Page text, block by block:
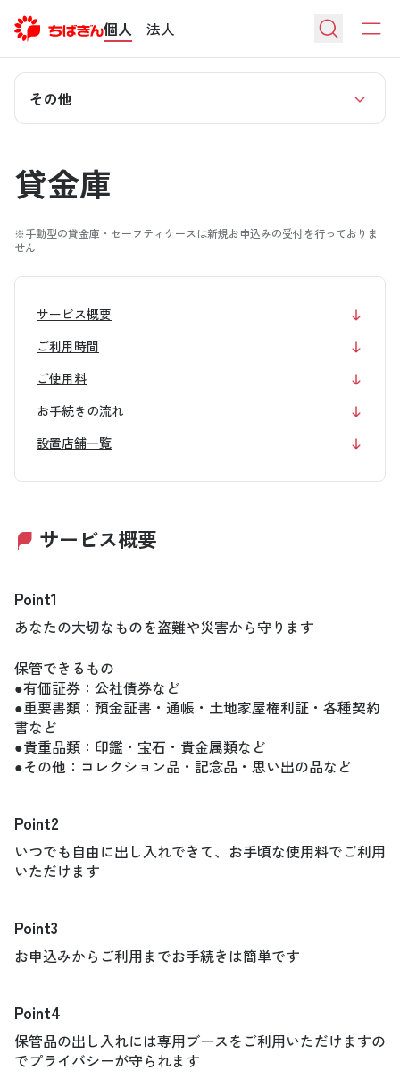
個人 法人
その他
貸金庫
※手動型の貸金庫・セーフティケースは新規お申込みの受付を行っておりま
せん
サービス概要
ご利用時間
ご使用料
お手続きの流れ
設置店舗一覧
サービス概要
Point1
あなたの大切なものを盗難や災害から守ります
保管できるもの
●有価証券：公社債券など
●重要書類：預金証書・通帳・土地家屋権利証・各種契約
書など
●貴重品類：印鑑・宝石・貴金属類など
●その他：コレクション品・記念品・思い出の品など
Point2
いつでも自由に出し入れできて、お手頃な使用料でご利用
いただけます
Point3
お申込みからご利用までお手続きは簡単です
Point4
保管品の出し入れには専用ブースをご利用いただけますの
でプライバシーが守られます